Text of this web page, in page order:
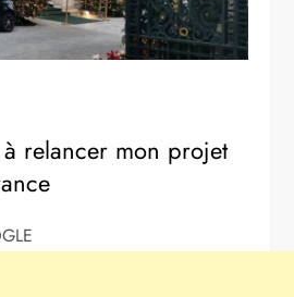
relancer mon projet